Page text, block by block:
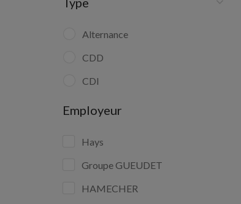
Alternance
CDD
CDI
Employeur
Hays
Groupe GUEUDET
HAMECHER